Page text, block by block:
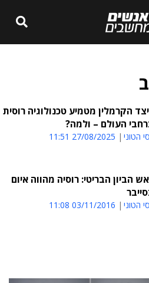
הקרמלין מטמיע טכנולוגיה רוסית
העולם – ולמה?
הטוני 27/08/2025 11:51
הביון הבריטי: רוסיה מהווה איום
הטוני 03/11/2016 11:08